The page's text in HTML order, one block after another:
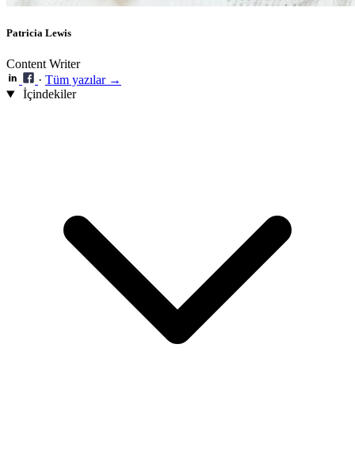
Patricia Lewis
Content Writer
· Tüm yazılar →
İçindekiler